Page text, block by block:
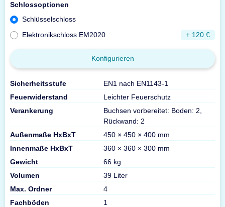
Schlossoptionen
Schlüsselschloss
Elektronikschloss EM2020
+ 120 €
Konfigurieren
Sicherheitsstufe
EN1 nach EN1143-1
Feuerwiderstand
Leichter Feuerschutz
Verankerung
Buchsen vorbereitet: Boden: 2,
Rückwand: 2
Außenmaße HxBxT
450 × 450 × 400 mm
Innenmaße HxBxT
360 × 360 × 300 mm
Gewicht
66 kg
Volumen
39 Liter
Max. Ordner
4
Fachböden
1